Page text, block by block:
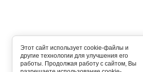
Этот сайт использует cookie-файлы и
другие технологии для улучшения его
работы. Продолжая работу с сайтом, Вы